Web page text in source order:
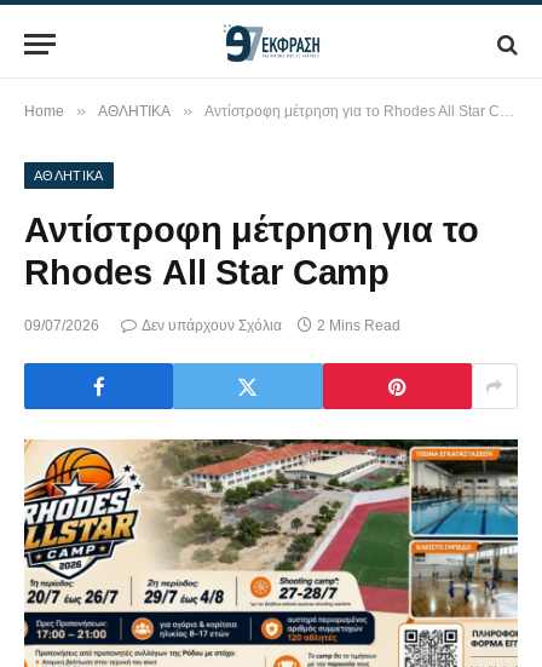
Home » ΑΘΛΗΤΙΚΑ » Αντίστροφη μέτρηση για το Rhodes All Star Camp
ΑΘΛΗΤΙΚΑ
Αντίστροφη μέτρηση για το
Rhodes All Star Camp
09/07/2026 Δεν υπάρχουν Σχόλια 2 Mins Read